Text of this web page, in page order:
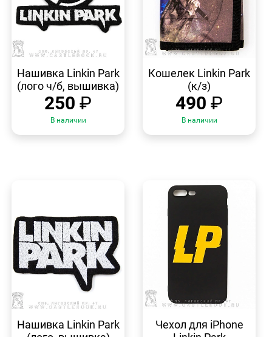
ПРОСМОТР
Нашивка Linkin Park
(лого ч/б, вышивка)
250 ₽
В наличии
ПРОСМОТР
Кошелек Linkin Park
(к/з)
490 ₽
В наличии
ПРОСМОТР
Нашивка Linkin Park
ПРОСМОТР
Чехол для iPhone